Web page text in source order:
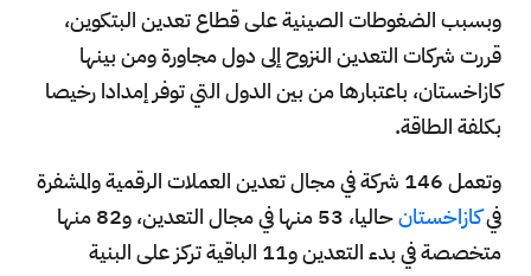
وبسبب الضغوطات الصينية على قطاع تعدين البتكوين،
قررت شركات التعدين النزوح إلى دول مجاورة ومن بينها
كازاخستان، باعتبارها من بين الدول التي توفر إمدادا رخيصا
بكلفة الطاقة.
وتعمل 146 شركة في مجال تعدين العملات الرقمية والمشفرة
فيكازاخستان
حاليا، 53 منها في مجال التعدين، و82 منها
متخصصة في بدء التعدين و11 الباقية تركز على البنية